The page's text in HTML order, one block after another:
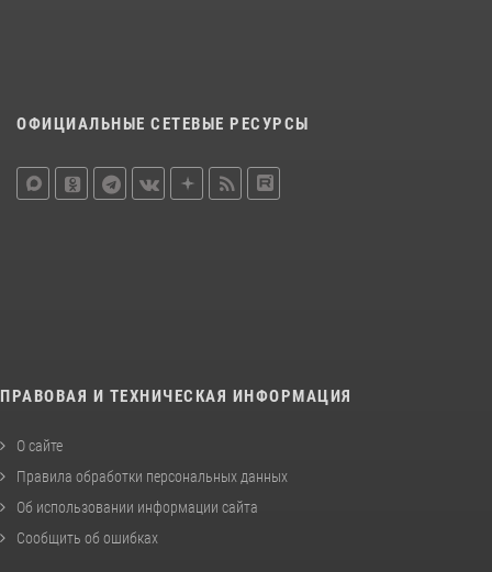
ОФИЦИАЛЬНЫЕ СЕТЕВЫЕ РЕСУРСЫ
ПРАВОВАЯ И ТЕХНИЧЕСКАЯ ИНФОРМАЦИЯ
О сайте
Правила обработки персональных данных
Об использовании информации сайта
Сообщить об ошибках